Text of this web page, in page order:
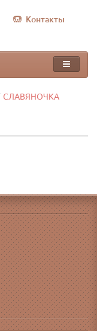
Контакты
СЛАВЯНОЧКА